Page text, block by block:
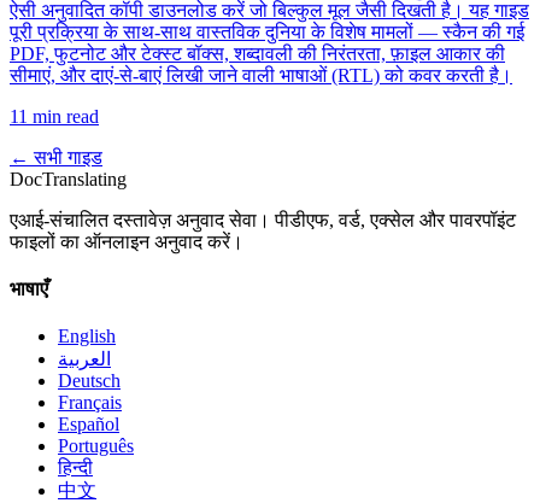
ऐसी अनुवादित कॉपी डाउनलोड करें जो बिल्कुल मूल जैसी दिखती है। यह गाइड
पूरी प्रक्रिया के साथ-साथ वास्तविक दुनिया के विशेष मामलों — स्कैन की गई
PDF, फुटनोट और टेक्स्ट बॉक्स, शब्दावली की निरंतरता, फ़ाइल आकार की
सीमाएं, और दाएं-से-बाएं लिखी जाने वाली भाषाओं (RTL) को कवर करती है।
11 min read
← सभी गाइड
DocTranslating
एआई-संचालित दस्तावेज़ अनुवाद सेवा। पीडीएफ, वर्ड, एक्सेल और पावरपॉइंट
फाइलों का ऑनलाइन अनुवाद करें।
भाषाएँ
English
العربية
Deutsch
Français
Español
Português
हिन्दी
中文